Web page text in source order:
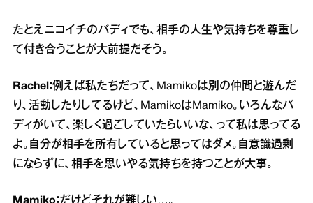
たとえニコイチのバディでも、相手の人生や気持ちを尊重し
て付き合うことが大前提だそう。
Rachel：例えば私たちだって、Mamikoは別の仲間と遊んだ
り、活動したりしてるけど、MamikoはMamiko。いろんなバ
ディがいて、楽しく過ごしていたらいいな、って私は思ってる
よ。自分が相手を所有していると思ってはダメ。自意識過剰
にならずに、相手を思いやる気持ちを持つことが大事。
Mamiko：だけどそれが難しい…。